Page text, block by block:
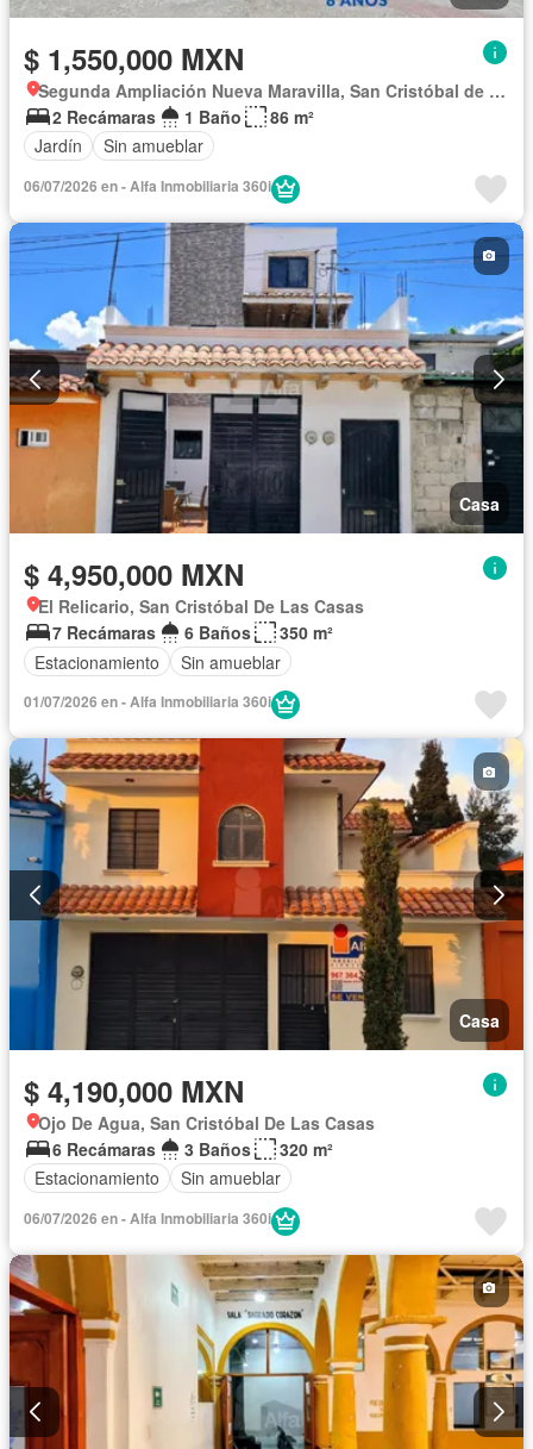
$ 1,550,000 MXN
Segunda Ampliación Nueva Maravilla, San Cristóbal de las Casas
2 Recámaras
1 Baño
86 m²
Jardín
Sin amueblar
06/07/2026 en - Alfa Inmobiliaria 360i
Casa
$ 4,950,000 MXN
El Relicario, San Cristóbal De Las Casas
7 Recámaras
6 Baños
350 m²
Estacionamiento
Sin amueblar
01/07/2026 en - Alfa Inmobiliaria 360i
Casa
$ 4,190,000 MXN
Ojo De Agua, San Cristóbal De Las Casas
6 Recámaras
3 Baños
320 m²
Estacionamiento
Sin amueblar
06/07/2026 en - Alfa Inmobiliaria 360i